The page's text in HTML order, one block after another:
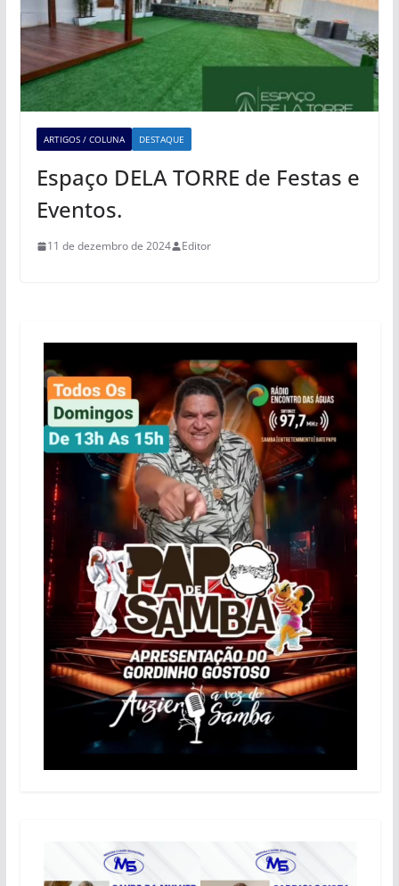
ARTIGOS / COLUNA DESTAQUE
Espaço DELA TORRE de Festas e
Eventos.
11 de dezembro de 2024 Editor